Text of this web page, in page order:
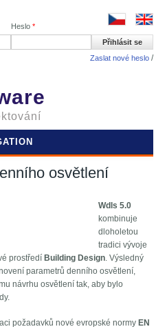
Heslo *
Zaslat nové heslo
osvětlení
Wdls 5.0
kombinuje
dloholetou
tradici vývoje
prostředí Building Design. Výsledný
parametrů denního osvětlení,
návrhu osvětlení tak, aby bylo
požadavků nové evropské normy EN